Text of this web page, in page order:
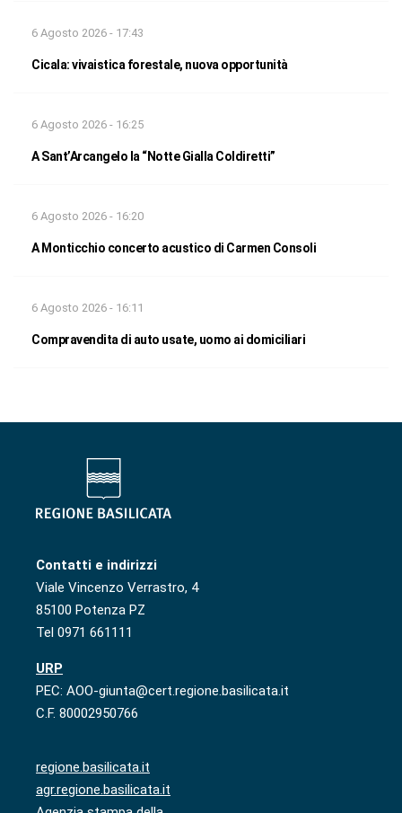
6 Agosto 2026 - 17:43
Cicala: vivaistica forestale, nuova opportunità
6 Agosto 2026 - 16:25
A Sant’Arcangelo la “Notte Gialla Coldiretti”
6 Agosto 2026 - 16:20
A Monticchio concerto acustico di Carmen Consoli
6 Agosto 2026 - 16:11
Compravendita di auto usate, uomo ai domiciliari
Contatti e indirizzi
Viale Vincenzo Verrastro, 4
85100 Potenza PZ
Tel 0971 661111
URP
PEC: AOO-giunta@cert.regione.basilicata.it
C.F. 80002950766
regione.basilicata.it
agr.regione.basilicata.it